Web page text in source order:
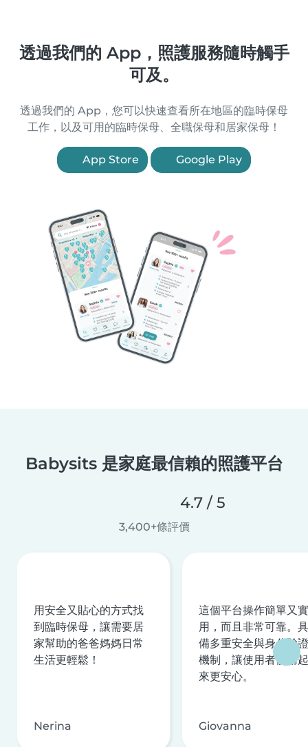
透過我們的 App，照護服務隨時觸手
可及。
透過我們的 App，您可以快速查看所在地區的臨時保母
工作，以及可用的臨時保母、全職保母和居家保母！
App Store Google Play
Babysits 是家庭最信賴的照護平台
4.7 / 5
3,400+條評價
用安全又貼心的方式找
到臨時保母，讓需要居
家幫助的爸爸媽媽日常
生活更輕鬆！
Nerina
這個平台操作簡單又實
用，而且非常可靠。具
備多重安全與身分驗證
機制，讓使用者使用起
來更安心。
Giovanna